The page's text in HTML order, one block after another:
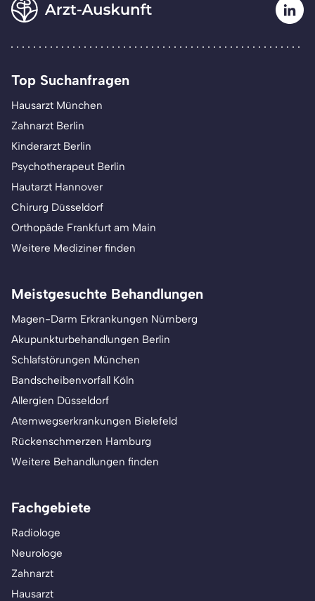
Top Suchanfragen
Hausarzt München
Zahnarzt Berlin
Kinderarzt Berlin
Psychotherapeut Berlin
Hautarzt Hannover
Chirurg Düsseldorf
Orthopäde Frankfurt am Main
Weitere Mediziner finden
Meistgesuchte Behandlungen
Magen-Darm Erkrankungen Nürnberg
Akupunkturbehandlungen Berlin
Schlafstörungen München
Bandscheibenvorfall Köln
Allergien Düsseldorf
Atemwegserkrankungen Bielefeld
Rückenschmerzen Hamburg
Weitere Behandlungen finden
Fachgebiete
Radiologe
Neurologe
Zahnarzt
Hausarzt